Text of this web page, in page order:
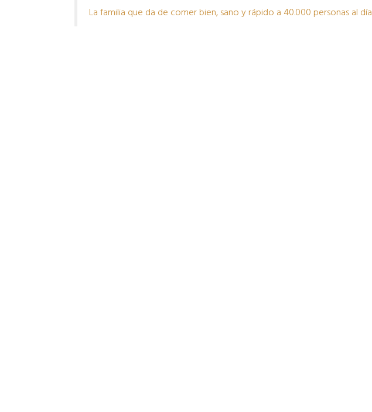
La familia que da de comer bien, sano y rápido a 40.000 personas al día